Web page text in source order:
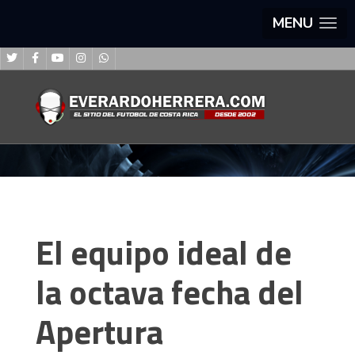
MENU
El equipo ideal de
la octava fecha del
Apertura